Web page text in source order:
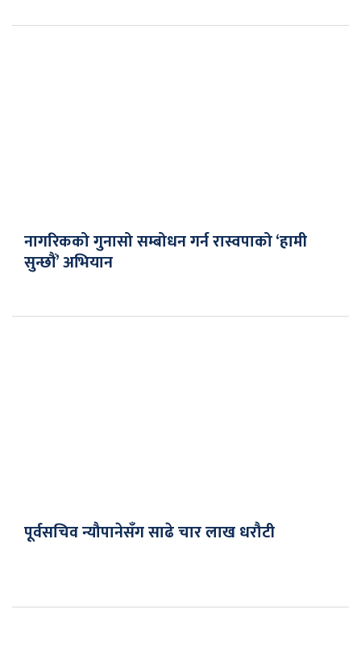
नागरिकको गुनासो सम्बोधन गर्न रास्वपाको ‘हामी
सुन्छौं’ अभियान
पूर्वसचिव न्यौपानेसँग साढे चार लाख धरौटी